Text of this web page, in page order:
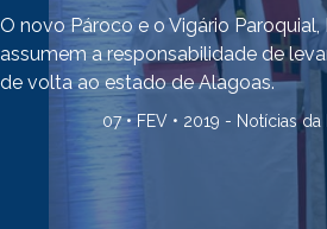
O novo Pároco e o Vigário Paroquial,
assumem a responsabilidade de
de volta ao estado de Alagoas.
07 • FEV • 2019 - Notícias da